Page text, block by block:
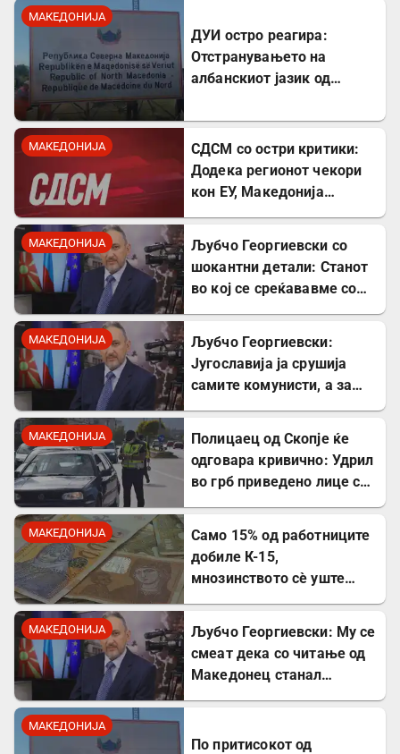
МАКЕДОНИЈА
ДУИ остро реагира:
Отстранувањето на
албанскиот јазик од
тешка провокација
МАКЕДОНИЈА
СДСМ со остри критики:
Додека регионот чекори
кон ЕУ, Македонија
МАКЕДОНИЈА
Љубчо Георгиевски со
шокантни детали: Станот
во кој се среќававме со
МАКЕДОНИЈА
Љубчо Георгиевски:
Југославија ја срушија
самите комунисти, а за
МАКЕДОНИЈА
Полицаец од Скопје ќе
одговара кривично: Удрил
во грб приведено лице со
МАКЕДОНИЈА
Само 15% од работниците
добиле К-15,
мнозинството сè уште
МАКЕДОНИЈА
Љубчо Георгиевски: Му се
смеат дека со читање од
Македонец станал
интелектуалец
МАКЕДОНИЈА
По притисокот од